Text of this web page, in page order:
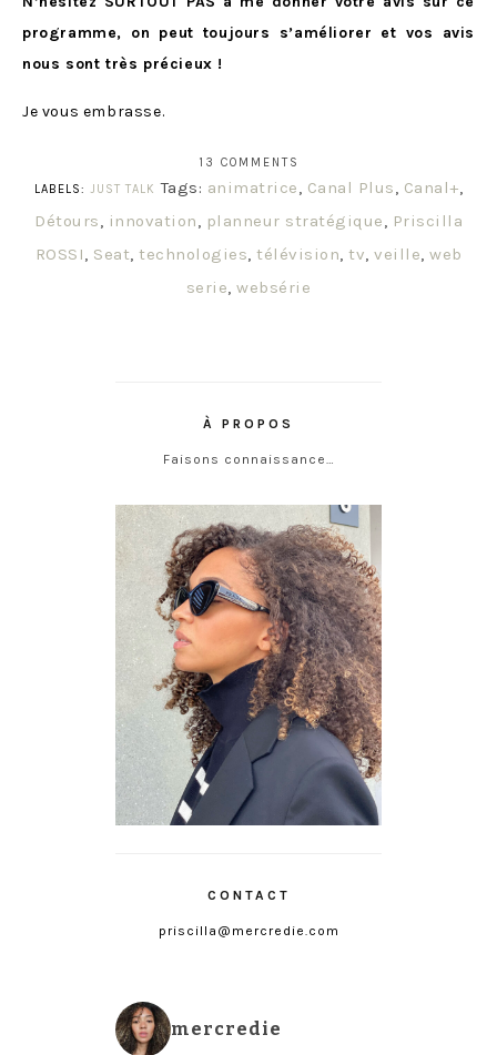
programme, on peut toujours s’améliorer et vos avis
nous sont très précieux !
Je vous embrasse.
13 COMMENTS
LABELS:
JUST TALK Tags: animatrice Canal Plus Canal+
Détours
innovation planneur stratégique
Priscilla
ROSSI
Seat technologies télévision tv veille web
serie ,websérie
À PROPOS
Faisons connaissance…
CONTACT
priscilla@mercredie.com
mercredie